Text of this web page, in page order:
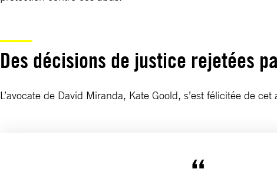
Des décisions de justice rejetées
L’avocate de David Miranda, Kate Goold, s’est félicitée de